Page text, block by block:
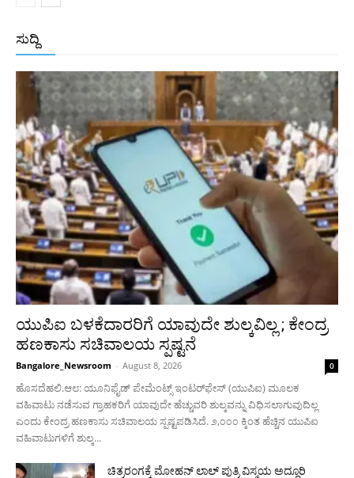
ಸುದ್ದಿ
ಯುಪಿಐ ಬಳಕೆದಾರರಿಗೆ ಯಾವುದೇ ಶುಲ್ಕವಿಲ್ಲ ; ಕೇಂದ್ರ
ಹಣಕಾಸು ಸಚಿವಾಲಯ ಸ್ಪಷ್ಟನೆ
Bangalore_Newsroom - August 8, 2026 0
ಹೊಸದೆಹಲಿ.ಆ೮: ಯೂನಿಫೈಡ್ ಪೇಮೆಂಟ್ಸ್ ಇಂಟರ್‌ಫೇಸ್ (ಯುಪಿಐ) ಮೂಲಕ
ವಹಿವಾಟು ನಡೆಸುವ ಗ್ರಾಹಕರಿಗೆ ಯಾವುದೇ ಹೆಚ್ಚುವರಿ ಶುಲ್ಕವನ್ನು ವಿಧಿಸಲಾಗುವುದಿಲ್ಲ
ಎಂದು ಕೇಂದ್ರ ಹಣಕಾಸು ಸಚಿವಾಲಯ ಸ್ಪಷ್ಟಪಡಿಸಿದೆ. ೨,೦೦೦ ಕ್ಕಿಂತ ಹೆಚ್ಚಿನ ಯುಪಿಐ
ವಹಿವಾಟುಗಳಿಗೆ ಶುಲ್ಕ...
ಚಿತ್ರರಂಗಕ್ಕೆ ಮೋಹನ್ ಲಾಲ್ ಪುತ್ರಿ ವಿಸ್ಮಯ ಅದ್ಧೂರಿ